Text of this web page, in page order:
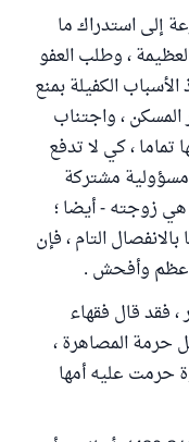
إلى استدراك ما
، وطلب العفو
الكفيلة بمنع
، واجتناب
تماما ، كي لا تدفع
مسؤولية مشتركة
هي زوجته - أيضا ؛
التام ، فإن
أعظم وأفحش .
فقد قال فقهاء
حرمة المصاهرة ،
حرمت عليه أمها